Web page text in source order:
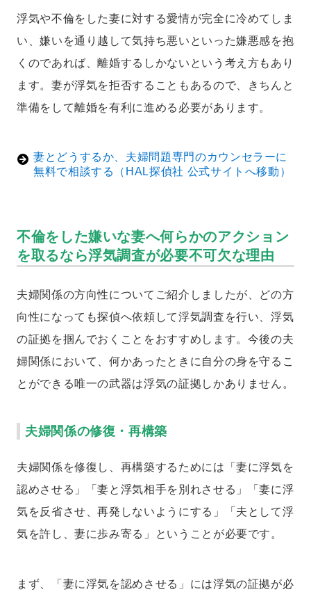
浮気や不倫をした妻に対する愛情が完全に冷めてしま
い、嫌いを通り越して気持ち悪いといった嫌悪感を抱
くのであれば、離婚するしかないという考え方もあり
ます。妻が浮気を拒否することもあるので、きちんと
準備をして離婚を有利に進める必要があります。
妻とどうするか、夫婦問題専門のカウンセラーに
無料で相談する（HAL探偵社 公式サイトへ移動）
不倫をした嫌いな妻へ何らかのアクション
を取るなら浮気調査が必要不可欠な理由
夫婦関係の方向性についてご紹介しましたが、どの方
向性になっても探偵へ依頼して浮気調査を行い、浮気
の証拠を掴んでおくことをおすすめします。今後の夫
婦関係において、何かあったときに自分の身を守るこ
とができる唯一の武器は浮気の証拠しかありません。
夫婦関係の修復・再構築
夫婦関係を修復し、再構築するためには「妻に浮気を
認めさせる」「妻と浮気相手を別れさせる」「妻に浮
気を反省させ、再発しないようにする」「夫として浮
気を許し、妻に歩み寄る」ということが必要です。
まず、「妻に浮気を認めさせる」には浮気の証拠が必